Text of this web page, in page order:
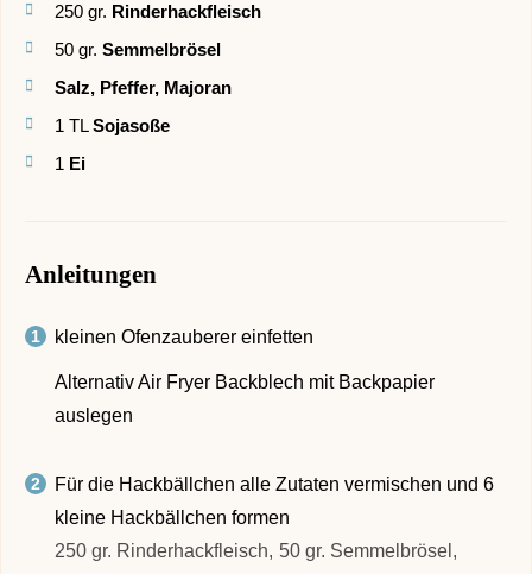
250 gr. Rinderhackfleisch
50 gr. Semmelbrösel
Salz, Pfeffer, Majoran
1 TL Sojasoße
1 Ei
Anleitungen
kleinen Ofenzauberer einfetten
Alternativ Air Fryer Backblech mit Backpapier
auslegen
Für die Hackbällchen alle Zutaten vermischen und 6
kleine Hackbällchen formen
250 gr. Rinderhackfleisch, 50 gr. Semmelbrösel,